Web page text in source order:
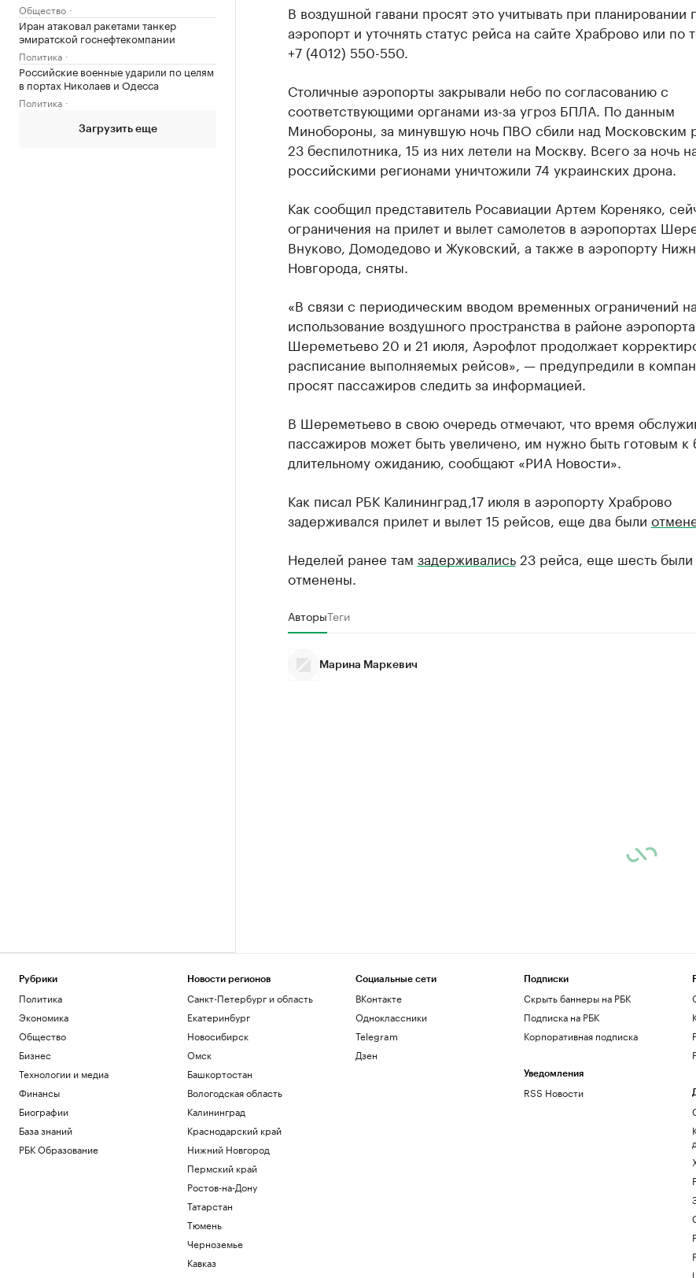
Общество
Иран атаковал ракетами танкер
эмиратской госнефтекомпании
Политика
Российские военные ударили по целям
в портах Николаев и Одесса
Политика
Загрузить еще
В воздушной гавани просят это учитывать при планировании
аэропорт и уточнять статус рейса на сайте Храброво или по
+7 (4012) 550-550.
Столичные аэропорты закрывали небо по согласованию с
соответствующими органами из-за угроз БПЛА. По данным
Минобороны, за минувшую ночь ПВО сбили над Московским
23 беспилотника, 15 из них летели на Москву. Всего за ночь
российскими регионами уничтожили 74 украинских дрона.
Как сообщил представитель Росавиации Артем Кореняко,
ограничения на прилет и вылет самолетов в аэропортах
Внуково, Домодедово и Жуковский, а также в аэропорту
Новгорода, сняты.
«В связи с периодическим вводом временных ограничений на
использование воздушного пространства в районе аэропорта
Шереметьево 20 и 21 июля, Аэрофлот продолжает
расписание выполняемых рейсов», — предупредили в
просят пассажиров следить за информацией.
В Шереметьево в свою очередь отмечают, что время
пассажиров может быть увеличено, им нужно быть готовым к
длительному ожиданию, сообщают «РИА Новости».
Как писал РБК Калининград,17 июля в аэропорту Храброво
задерживался прилет и вылет 15 рейсов, еще два были
Неделей ранее там задерживались23 рейса, еще шесть были
отменены.
АвторыТеги
Марина Маркевич
Рубрики
Политика
Экономика
Общество
Бизнес
Технологии и медиа
Финансы
Биографии
База знаний
РБК Образование
Новости регионов
Санкт-Петербург и область
Екатеринбург
Новосибирск
Омск
Башкортостан
Вологодская область
Калининград
Краснодарский край
Нижний Новгород
Пермский край
Ростов-на-Дону
Татарстан
Тюмень
Черноземье
Кавказ
Социальные сети
ВКонтакте
Одноклассники
Telegram
Дзен
Подписки
Скрыть баннеры на РБК
Подписка на РБК
Корпоративная подписка
Уведомления
RSS Новости